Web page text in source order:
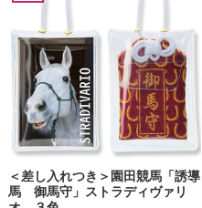
＜差し入れつき＞園田競馬「誘導
馬 御馬守」ストラディヴァリ